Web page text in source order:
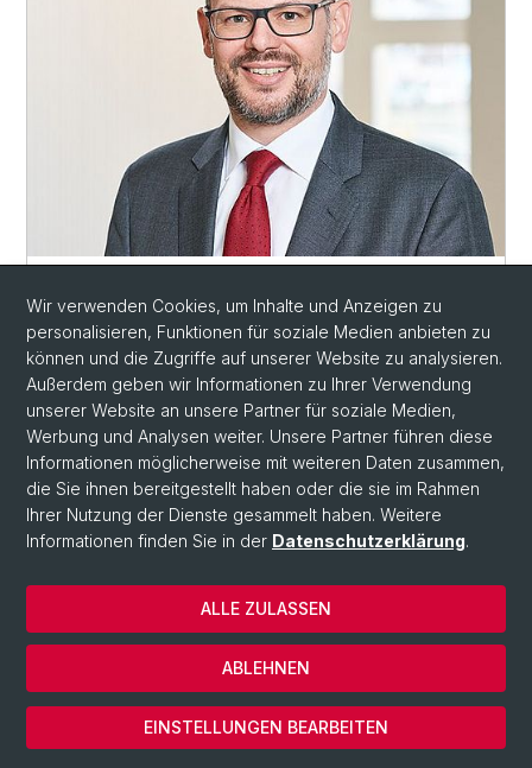
Georg von Schnurbein
Professor für Stiftungsmanagement
Forschungsgruppe(CEPS)
Persönliche Webseite
Wir verwenden Cookies, um Inhalte und Anzeigen zu
personalisieren, Funktionen für soziale Medien anbieten zu
können und die Zugriffe auf unserer Website zu analysieren.
Außerdem geben wir Informationen zu Ihrer Verwendung
unserer Website an unsere Partner für soziale Medien,
Werbung und Analysen weiter. Unsere Partner führen diese
Informationen möglicherweise mit weiteren Daten zusammen,
die Sie ihnen bereitgestellt haben oder die sie im Rahmen
Ihrer Nutzung der Dienste gesammelt haben. Weitere
Informationen finden Sie in der Datenschutzerklärung.
EINSTELLUNGEN BEARBEITEN
ABLEHNEN
ALLE ZULASSEN